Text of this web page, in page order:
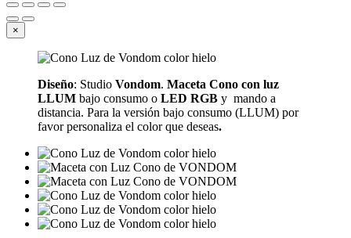
×
Diseño: Studio Vondom. Maceta Cono con luz
LLUM bajo consumo o LED RGB y mando a
distancia. Para la versión bajo consumo (LLUM) por
favor personaliza el color que deseas.